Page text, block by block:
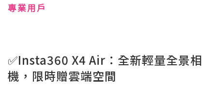
專業用戶
✅Insta360 X4 Air：全新輕量全景相
機，限時贈雲端空間